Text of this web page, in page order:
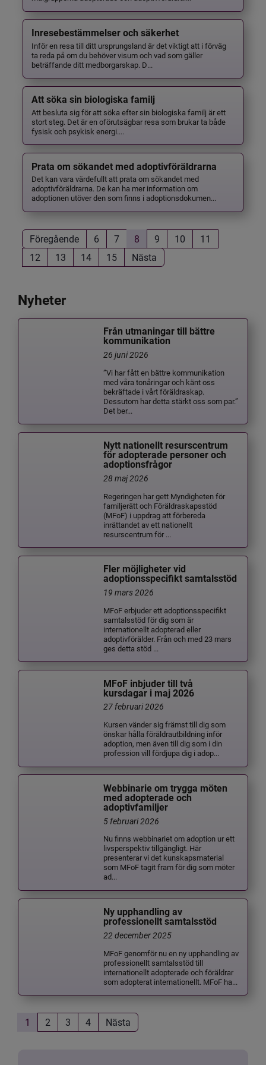
Inresebestämmelser och säkerhet
Inför en resa till ditt ursprungsland är det viktigt att i förväg
ta reda på om du behöver visum och vad som gäller
beträffande ditt medborgarskap. D...
Att söka sin biologiska familj
Att besluta sig för att söka efter sin biologiska familj är ett
stort steg. Det är en oförutsägbar resa som brukar ta både
fysisk och psykisk energi....
Prata om sökandet med adoptivföräldrarna
Det kan vara värdefullt att prata om sökandet med
adoptivföräldrarna. De kan ha mer information om
adoptionen utöver den som finns i adoptionsdokumen...
Föregående 6 7 8 9 10
11
12
13 14 15 Nästa
Nyheter
Från utmaningar till bättre
kommunikation
26 juni 2026
”Vi har fått en bättre kommunikation
med våra tonåringar och känt oss
bekräftade i vårt föräldraskap.
Dessutom har detta stärkt oss som par.”
Det ber...
Nytt nationellt resurscentrum
för adopterade personer och
adoptionsfrågor
28 maj 2026
Regeringen har gett Myndigheten för
familjerätt och Föräldraskapsstöd
(MFoF) i uppdrag att förbereda
inrättandet av ett nationellt
resurscentrum för ...
Fler möjligheter vid
adoptionsspecifikt samtalsstöd
19 mars 2026
MFoF erbjuder ett adoptionsspecifikt
samtalsstöd för dig som är
internationellt adopterad eller
adoptivförälder. Från och med 23 mars
ges detta stöd ...
MFoF inbjuder till två
kursdagar i maj 2026
27 februari 2026
Kursen vänder sig främst till dig som
önskar hålla föräldrautbildning inför
adoption, men även till dig som i din
profession vill fördjupa dig i adop...
Webbinarie om trygga möten
med adopterade och
adoptivfamiljer
5 februari 2026
Nu finns webbinariet om adoption ur ett
livsperspektiv tillgängligt. Här
presenterar vi det kunskapsmaterial
som MFoF tagit fram för dig som möter
ad...
Ny upphandling av
professionellt samtalsstöd
22 december 2025
MFoF genomför nu en ny upphandling av
professionellt samtalsstöd till
internationellt adopterade och föräldrar
som adopterat internationellt. MFoF ha...
1 2 3 4 Nästa